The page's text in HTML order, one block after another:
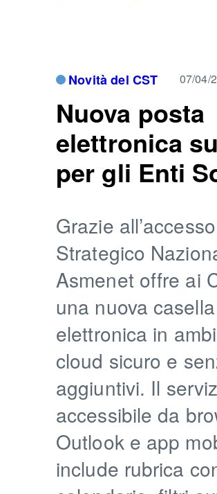
Novità del CST 07/04/
Nuova posta
elettronica
per gli Enti
Grazie
Strategico
Asmenet offre ai
una nuova
elettronica in
cloud sicuro e
aggiuntivi. Il
accessibile da
Outlook e app
include rubrica